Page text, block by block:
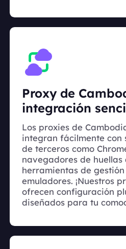
Proxy de
integración
Los proxies de
integran fácilmente con
de terceros como
navegadores de huellas
herramientas de
emuladores. ¡Nuestros
ofrecen configuración
diseñados para tu